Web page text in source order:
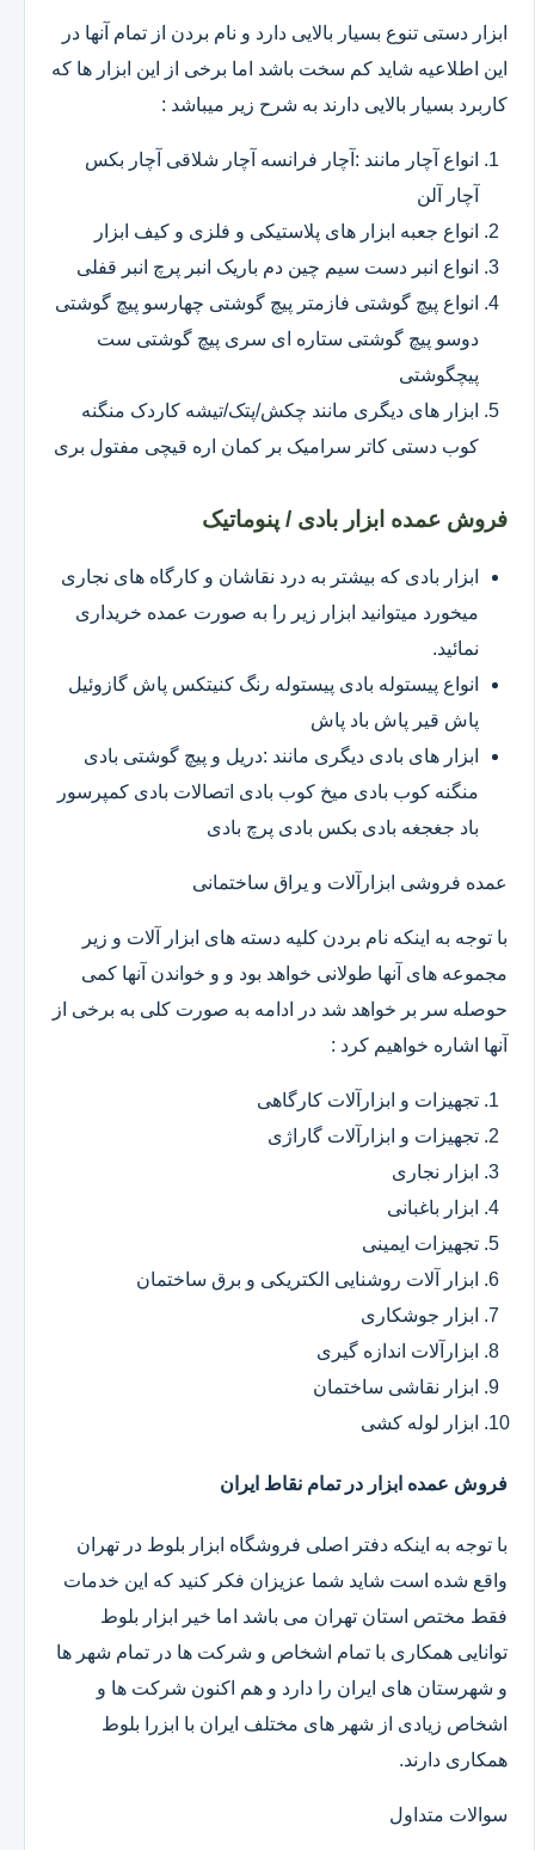
ابزار دستی تنوع بسیار بالایی دارد و نام بردن از تمام آنها در
این اطلاعیه شاید کم سخت باشد اما برخی از این ابزار ها که
کاربرد بسیار بالایی دارند به شرح زیر میباشد :
انواع آچار مانند :آچار فرانسه آچار شلاقی آچار بکس
آچار آلن
انواع جعبه ابزار های پلاستیکی و فلزی و کیف ابزار
انواع انبر دست سیم چین دم باریک انبر پرچ انبر قفلی
انواع پیچ گوشتی فازمتر پیچ گوشتی چهارسو پیچ گوشتی
دوسو پیچ گوشتی ستاره ای سری پیچ گوشتی ست
پیچگوشتی
ابزار های دیگری مانند چکش/پتک/تیشه کاردک منگنه
کوب دستی کاتر سرامیک بر کمان اره قیچی مفتول بری
فروش عمده ابزار بادی / پنوماتیک
ابزار بادی که بیشتر به درد نقاشان و کارگاه های نجاری
میخورد میتوانید ابزار زیر را به صورت عمده خریداری
نمائید.
انواع پیستوله بادی پیستوله رنگ کنیتکس پاش گازوئیل
پاش قیر پاش باد پاش
ابزار های بادی دیگری مانند :دریل و پیچ گوشتی بادی
منگنه کوب بادی میخ کوب بادی اتصالات بادی کمپرسور
باد جغجغه بادی بکس بادی پرچ بادی
عمده فروشی ابزارآلات و یراق ساختمانی
با توجه به اینکه نام بردن کلیه دسته های ابزار آلات و زیر
مجموعه های آنها طولانی خواهد بود و و خواندن آنها کمی
حوصله سر بر خواهد شد در ادامه به صورت کلی به برخی از
آنها اشاره خواهیم کرد :
تجهیزات و ابزارآلات کارگاهی
تجهیزات و ابزارآلات گاراژی
ابزار نجاری
ابزار باغبانی
تجهیزات ایمینی
ابزار آلات روشنایی الکتریکی و برق ساختمان
ابزار جوشکاری
ابزارآلات اندازه گیری
ابزار نقاشی ساختمان
ابزار لوله کشی
فروش عمده ابزار در تمام نقاط ایران
با توجه به اینکه دفتر اصلی فروشگاه ابزار بلوط در تهران
واقع شده است شاید شما عزیزان فکر کنید که این خدمات
فقط مختص استان تهران می باشد اما خیر ابزار بلوط
توانایی همکاری با تمام اشخاص و شرکت ها در تمام شهر ها
و شهرستان های ایران را دارد و هم اکنون شرکت ها و
اشخاص زیادی از شهر های مختلف ایران با ابزرا بلوط
همکاری دارند.
سوالات متداول